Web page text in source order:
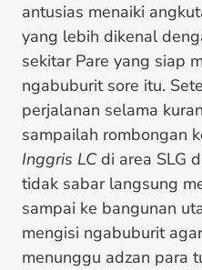
antusias menaiki
yang lebih dikenal
sekitar Pare yang siap
ngabuburit sore itu.
perjalanan selama
sampailah rombongan
Inggris LC di area SLG
tidak sabar langsung
sampai ke bangunan
mengisi ngabuburit
menunggu adzan para